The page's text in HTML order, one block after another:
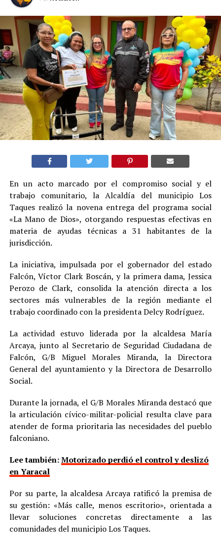
En un acto marcado por el compromiso social y el
trabajo comunitario, la Alcaldía del municipio Los
Taques realizó la novena entrega del programa social
«La Mano de Dios», otorgando respuestas efectivas en
materia de ayudas técnicas a 31 habitantes de la
jurisdicción.
La iniciativa, impulsada por el gobernador del estado
Falcón, Víctor Clark Boscán, y la primera dama, Jessica
Perozo de Clark, consolida la atención directa a los
sectores más vulnerables de la región mediante el
trabajo coordinado con la presidenta Delcy Rodríguez.
La actividad estuvo liderada por la alcaldesa María
Arcaya, junto al Secretario de Seguridad Ciudadana de
Falcón, G/B Miguel Morales Miranda, la Directora
General del ayuntamiento y la Directora de Desarrollo
Social.
Durante la jornada, el G/B Morales Miranda destacó que
la articulación cívico-militar-policial resulta clave para
atender de forma prioritaria las necesidades del pueblo
falconiano.
Lee también:Motorizado perdió el control y deslizó
en Yaracal
Por su parte, la alcaldesa Arcaya ratificó la premisa de
su gestión: «Más calle, menos escritorio», orientada a
llevar soluciones concretas directamente a las
comunidades del municipio Los Taques.